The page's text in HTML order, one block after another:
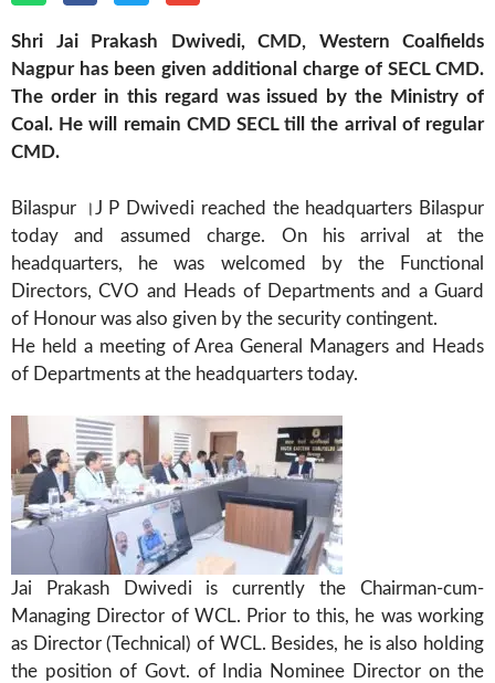
Shri Jai Prakash Dwivedi, CMD, Western Coalfields
Nagpur has been given additional charge of SECL CMD.
The order in this regard was issued by the Ministry of
Coal. He will remain CMD SECL till the arrival of regular
CMD.
Bilaspur ।J P Dwivedi reached the headquarters Bilaspur
today and assumed charge. On his arrival at the
headquarters, he was welcomed by the Functional
Directors, CVO and Heads of Departments and a Guard
of Honour was also given by the security contingent.
He held a meeting of Area General Managers and Heads
of Departments at the headquarters today.
Jai Prakash Dwivedi is currently the Chairman-cum-
Managing Director of WCL. Prior to this, he was working
as Director (Technical) of WCL. Besides, he is also holding
the position of Govt. of India Nominee Director on the